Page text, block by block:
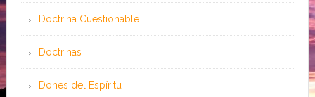
Doctrina Cuestionable
Doctrinas
Dones del Espíritu